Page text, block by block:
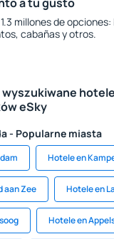
millones de
cabañas y otros.
eSky
- Popularne miasta
Hotele en
aan Zee Hotele en
Hotele en